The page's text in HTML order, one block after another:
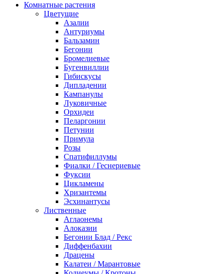
Комнатные растения
Цветущие
Азалии
Антуриумы
Бальзамин
Бегонии
Бромелиевые
Бугенвиллии
Гибискусы
Дипладении
Кампанулы
Луковичные
Орхидеи
Пеларгонии
Петунии
Примула
Розы
Спатифиллумы
Фиалки / Геснериевые
Фуксии
Цикламены
Хризантемы
Эсхинантусы
Лиственные
Аглаонемы
Алоказии
Бегонии Блад / Рекс
Диффенбахии
Драцены
Калатеи / Марантовые